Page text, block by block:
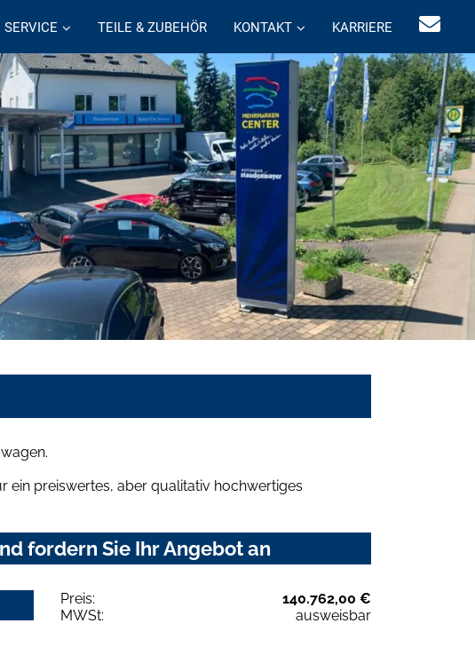
SERVICE TEILE & ZUBEHÖR KONTAKT KARRIERE
ein preiswertes, aber qualitativ hochwertiges
fordern Sie Ihr Angebot an
Preis:
140.762,00 €
MWSt:
ausweisbar